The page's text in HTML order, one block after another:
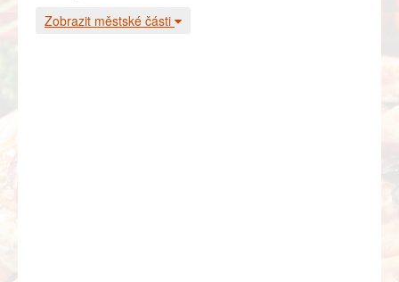
Zobrazit městské části